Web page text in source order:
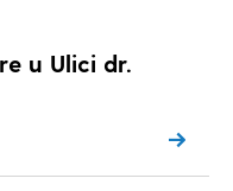
u Ulici dr.